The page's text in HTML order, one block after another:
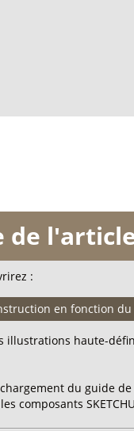
:
en fonction
illustrations haute-
du guide
composants